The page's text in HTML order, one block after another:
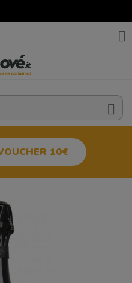


10€